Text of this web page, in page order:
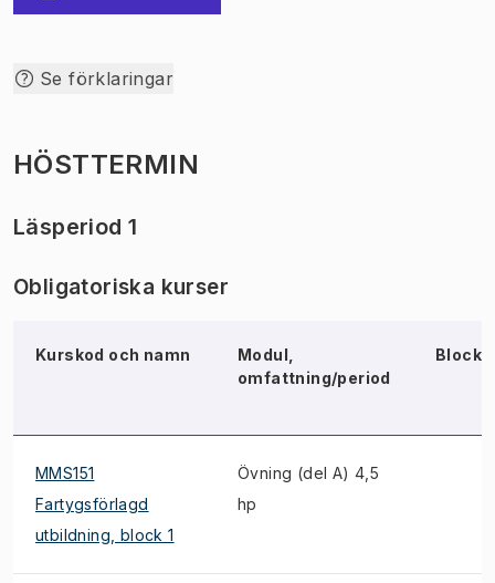
Se förklaringar
HÖSTTERMIN
Läsperiod 1
Obligatoriska kurser
Kurskod och namn
Modul,
omfattning/period
Block
MMS151
Fartygsförlagd
utbildning, block 1
Övning (del A) 4,5
hp